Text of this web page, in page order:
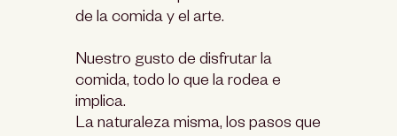
de la comida y el arte.
Nuestro gusto de disfrutar la
comida, todo lo que la rodea e
implica.
La naturaleza misma, los pasos que